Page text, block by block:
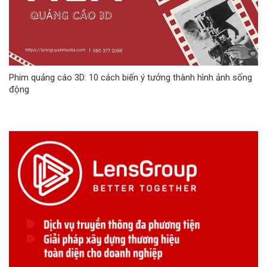
Phim quảng cáo 3D: 10 cách biến ý tưởng thành hình ảnh sống
động